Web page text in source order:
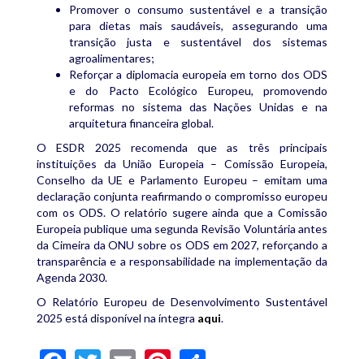
Promover o consumo sustentável e a transição
para dietas mais saudáveis, assegurando uma
transição justa e sustentável dos sistemas
agroalimentares;
Reforçar a diplomacia europeia em torno dos ODS
e do Pacto Ecológico Europeu, promovendo
reformas no sistema das Nações Unidas e na
arquitetura financeira global.
O ESDR 2025 recomenda que as três principais
instituições da União Europeia – Comissão Europeia,
Conselho da UE e Parlamento Europeu – emitam uma
declaração conjunta reafirmando o compromisso europeu
com os ODS. O relatório sugere ainda que a Comissão
Europeia publique uma segunda Revisão Voluntária antes
da Cimeira da ONU sobre os ODS em 2027, reforçando a
transparência e a responsabilidade na implementação da
Agenda 2030.
O Relatório Europeu de Desenvolvimento Sustentável
2025 está disponível na íntegra aqui.